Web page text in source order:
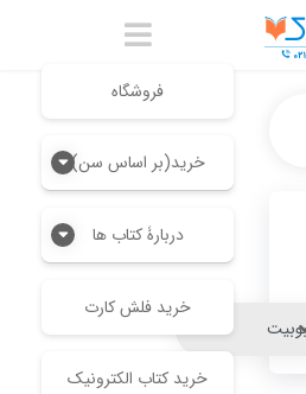
فروشگاه
خرید(بر اساس سن)
دربارۀ کتاب ها
خرید فلش کارت
خرید کتاب الکترونیک